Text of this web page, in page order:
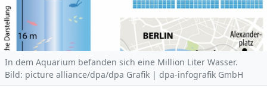
In dem Aquarium befanden sich eine Million Liter Wasser.
Bild: picture alliance/dpa/dpa Grafik | dpa-infografik GmbH